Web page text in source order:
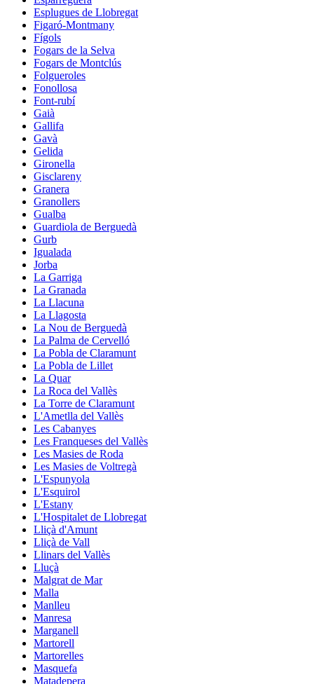
Esplugues de Llobregat
Figaró-Montmany
Fígols
Fogars de la Selva
Fogars de Montclús
Folgueroles
Fonollosa
Font-rubí
Gaià
Gallifa
Gavà
Gelida
Gironella
Gisclareny
Granera
Granollers
Gualba
Guardiola de Berguedà
Gurb
Igualada
Jorba
La Garriga
La Granada
La Llacuna
La Llagosta
La Nou de Berguedà
La Palma de Cervelló
La Pobla de Claramunt
La Pobla de Lillet
La Quar
La Roca del Vallès
La Torre de Claramunt
L'Ametlla del Vallès
Les Cabanyes
Les Franqueses del Vallès
Les Masies de Roda
Les Masies de Voltregà
L'Espunyola
L'Esquirol
L'Estany
L'Hospitalet de Llobregat
Lliçà d'Amunt
Lliçà de Vall
Llinars del Vallès
Lluçà
Malgrat de Mar
Malla
Manlleu
Manresa
Marganell
Martorell
Martorelles
Masquefa
Matadepera